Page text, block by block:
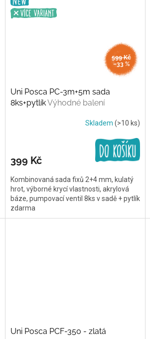
599 Kč
–33 %
Uni Posca PC-3m+5m sada
8ks+pytlíkVýhodné balení
Skladem (>10 ks)
399 Kč
Kombinovaná sada fixů 2+4 mm, kulatý
hrot, výborné krycí vlastnosti, akrylová
báze, pumpovací ventil 8ks v sadě + pytlík
zdarma
Uni Posca PCF-350 - zlatá